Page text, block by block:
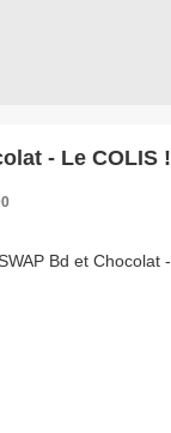
- Le COLIS !